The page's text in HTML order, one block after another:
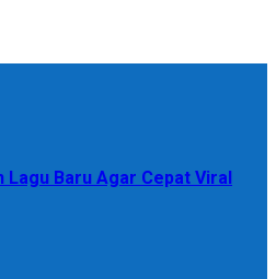
Baru Agar Cepat Viral